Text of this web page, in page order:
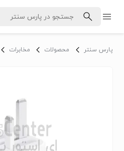
پارس سنتر محصولات مخابرات